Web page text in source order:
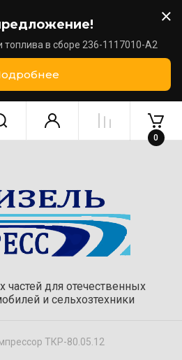
топлива в сборе 236-1117010-А2
частей для отечественных
и сельхозтехники
0
ТКР-80.05.12